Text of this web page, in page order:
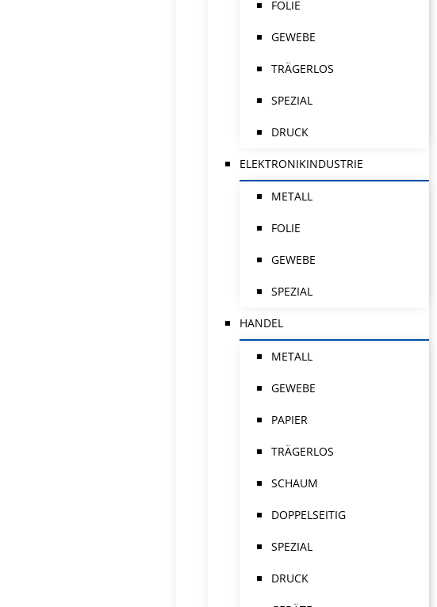
FOLIE
GEWEBE
TRÄGERLOS
SPEZIAL
DRUCK
ELEKTRONIKINDUSTRIE
METALL
FOLIE
GEWEBE
SPEZIAL
HANDEL
METALL
GEWEBE
PAPIER
TRÄGERLOS
SCHAUM
DOPPELSEITIG
SPEZIAL
DRUCK